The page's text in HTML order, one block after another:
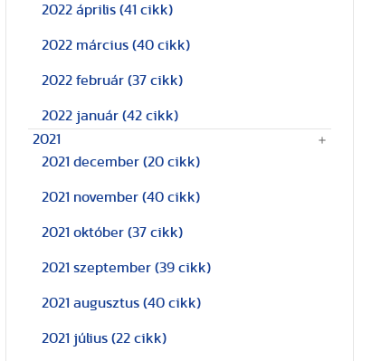
2022 április (41 cikk)
2022 március (40 cikk)
2022 február (37 cikk)
2022 január (42 cikk)
2021
2021 december (20 cikk)
2021 november (40 cikk)
2021 október (37 cikk)
2021 szeptember (39 cikk)
2021 augusztus (40 cikk)
2021 július (22 cikk)